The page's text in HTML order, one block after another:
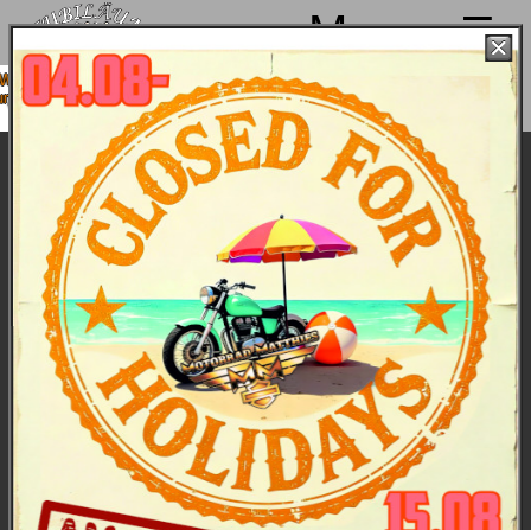
Menu
von 4. bis 15.08. Sommerpause
ab 18.08. wieder mit voller Power für
Euch da!
Archiv Harley-Davidson 2004
Preisliste
Daten (PDF)
Sportster